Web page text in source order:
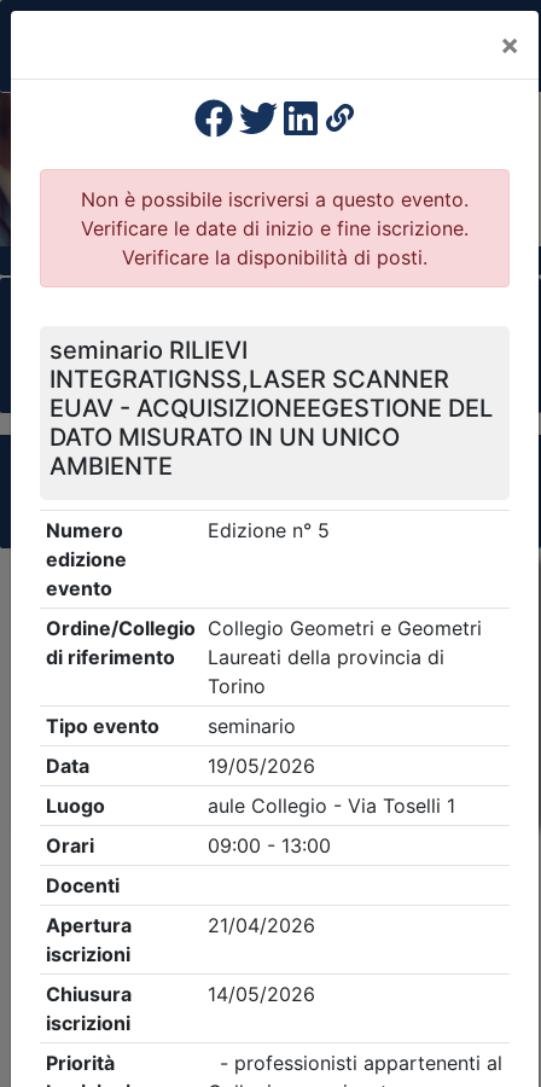
×
Previous
Il portale della formazione per Ordini e
Collegi Professionali
Clicca qui - espandi la sezione dei filtri ricerca
Criteri di ricerca applicati:
- Tipo Ordine/collegio: Geometri
Torino- Eventi in programma dal7/8/2026
iCal Feed RSS
Dettagli evento
Gratuito